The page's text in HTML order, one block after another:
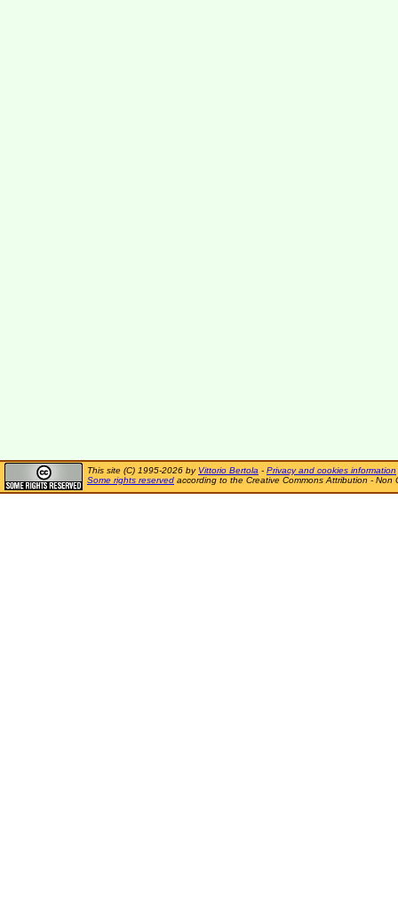
This site (C) 1995-2026 by Vittorio Bertola - Privacy and cookies information
Some rights reserved according to the Creative Commons Attribution - Non